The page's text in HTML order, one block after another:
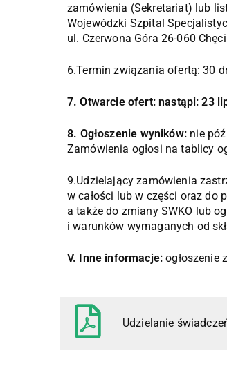
zamówienia (Sekretariat) lub
Wojewódzki Szpital
ul. Czerwona Góra 26-060
6.Termin związania ofertą: 30
7. Otwarcie ofert: nastąpi: 23
8. Ogłoszenie wyników: nie
Zamówienia ogłosi na tablicy
9.Udzielający zamówienia
w całości lub w części oraz do
a także do zmiany SWKO lub
i warunków wymaganych od
V. Inne informacje:ogłoszenie
Udzielanie